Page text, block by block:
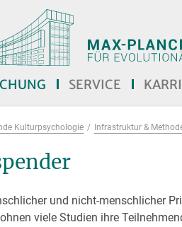
SERVICE
Kulturpsychologie Infrastruktur &
und nicht-menschlicher
viele Studien ihre